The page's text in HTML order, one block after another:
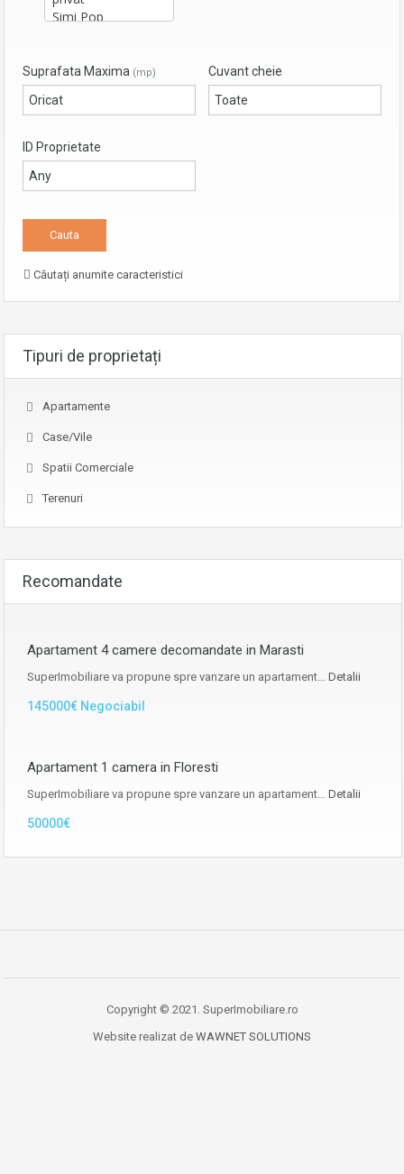
Suprafata Maxima (mp) Cuvant cheie
ID Proprietate
Căutați anumite caracteristici
Tipuri de proprietați
Apartamente
Case/Vile
Spatii Comerciale
Terenuri
Recomandate
Apartament 4 camere decomandate in Marasti
SuperImobiliare va propune spre vanzare un apartament… Detalii
145000€ Negociabil
Apartament 1 camera in Floresti
SuperImobiliare va propune spre vanzare un apartament… Detalii
50000€
Copyright © 2021. SuperImobiliare.ro
Website realizat de WAWNET SOLUTIONS